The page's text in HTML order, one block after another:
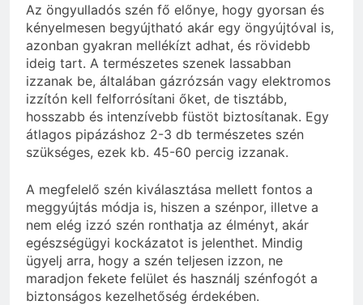
Az öngyulladós szén fő előnye, hogy gyorsan és
kényelmesen begyújtható akár egy öngyújtóval is,
azonban gyakran mellékízt adhat, és rövidebb
ideig tart. A természetes szenek lassabban
izzanak be, általában gázrózsán vagy elektromos
izzítón kell felforrósítani őket, de tisztább,
hosszabb és intenzívebb füstöt biztosítanak. Egy
átlagos pipázáshoz 2-3 db természetes szén
szükséges, ezek kb. 45-60 percig izzanak.
A megfelelő szén kiválasztása mellett fontos a
meggyújtás módja is, hiszen a szénpor, illetve a
nem elég izzó szén ronthatja az élményt, akár
egészségügyi kockázatot is jelenthet. Mindig
ügyelj arra, hogy a szén teljesen izzon, ne
maradjon fekete felület és használj szénfogót a
biztonságos kezelhetőség érdekében.